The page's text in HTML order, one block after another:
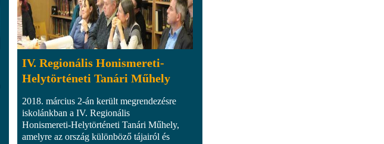
IV. Regionális Honismereti-
Helytörténeti Tanári Műhely
2018. március 2-án került megrendezésre
iskolánkban a IV. Regionális
Honismereti-Helytörténeti Tanári Műhely,
amelyre az ország különböző tájairól és